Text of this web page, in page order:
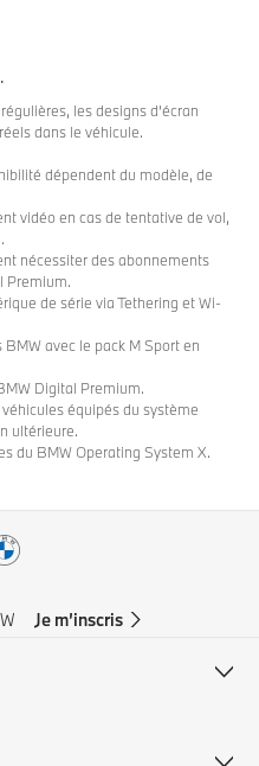
les designs d’écran
dans le véhicule.
dépendent du modèle, de
vidéo en cas de tentative de vol,
nécessiter des abonnements
Premium.
de série via Tethering et Wi-
avec le pack M Sport en
Digital Premium.
équipés du système
ultérieure.
du BMW Operating System X.
Je m’inscris